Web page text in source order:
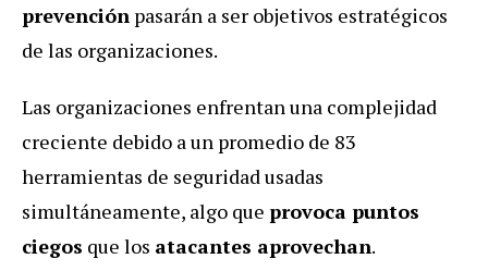
prevención pasarán a ser objetivos estratégicos
de las organizaciones.
Las organizaciones enfrentan una complejidad
creciente debido a un promedio de 83
herramientas de seguridad usadas
simultáneamente, algo que provoca puntos
ciegos que los atacantes aprovechan.